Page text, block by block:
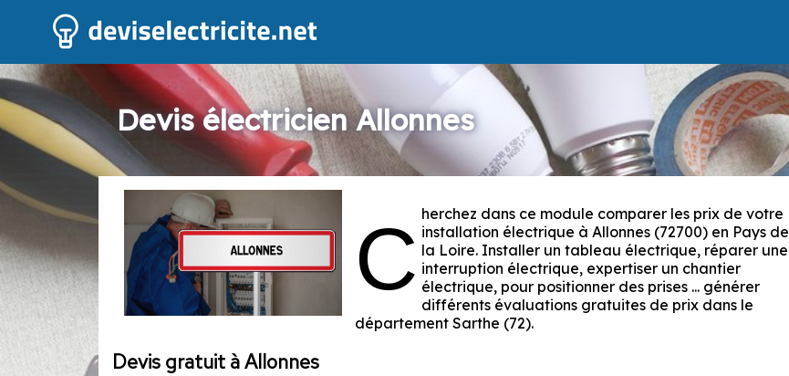
Devis électricien Allonnes
C herchez dans ce module comparer les prix de votre
installation électrique à Allonnes (72700) en Pays de
la Loire. Installer un tableau électrique, réparer une
interruption électrique, expertiser un chantier
électrique, pour positionner des prises ... générer
différents évaluations gratuites de prix dans le
département Sarthe (72).
Devis gratuit à Allonnes